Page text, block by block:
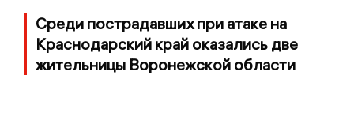
Среди пострадавших при атаке на
Краснодарский край оказались две
жительницы Воронежской области